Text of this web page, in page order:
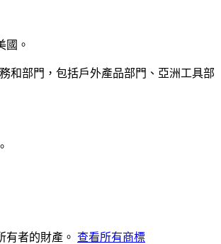
國。
和部門，包括戶外產品部門、亞洲工具部
有者的財產。 查看所有商標